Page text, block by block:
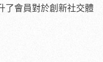
了會員對於創新社交體